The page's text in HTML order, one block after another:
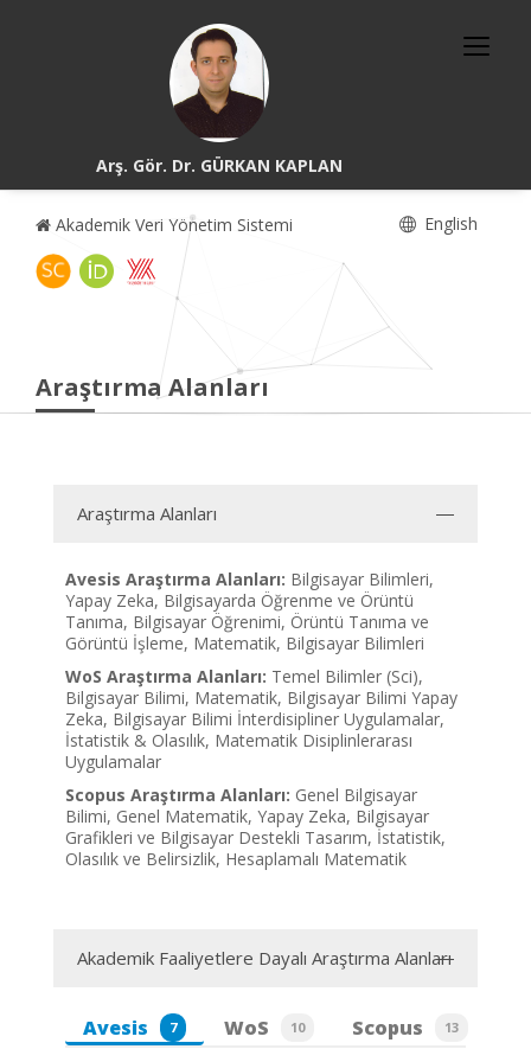
Arş. Gör. Dr. GÜRKAN KAPLAN
Akademik Veri Yönetim Sistemi English
Araştırma Alanları
Araştırma Alanları
Avesis Araştırma Alanları: Bilgisayar Bilimleri,
Yapay Zeka, Bilgisayarda Öğrenme ve Örüntü
Tanıma, Bilgisayar Öğrenimi, Örüntü Tanıma ve
Görüntü İşleme, Matematik, Bilgisayar Bilimleri
WoS Araştırma Alanları: Temel Bilimler (Sci),
Bilgisayar Bilimi, Matematik, Bilgisayar Bilimi Yapay
Zeka, Bilgisayar Bilimi İnterdisipliner Uygulamalar,
İstatistik & Olasılık, Matematik Disiplinlerarası
Uygulamalar
Scopus Araştırma Alanları: Genel Bilgisayar
Bilimi, Genel Matematik, Yapay Zeka, Bilgisayar
Grafikleri ve Bilgisayar Destekli Tasarım, İstatistik,
Olasılık ve Belirsizlik, Hesaplamalı Matematik
Akademik Faaliyetlere Dayalı Araştırma Alanları
Avesis 7 WoS 10 Scopus 13